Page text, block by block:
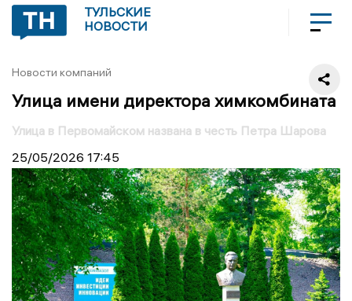
ТУЛЬСКИЕ
НОВОСТИ
Новости компаний
Улица имени директора химкомбината
Улица в Первомайском названа в честь Петра Шарова
25/05/2026 17:45